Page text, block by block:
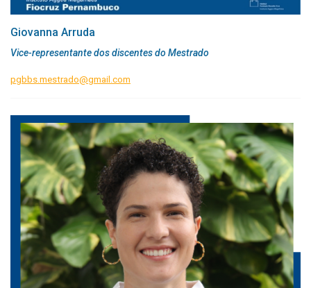
Giovanna Arruda
Vice-representante dos discentes do Mestrado
pgbbs.mestrado@gmail.com